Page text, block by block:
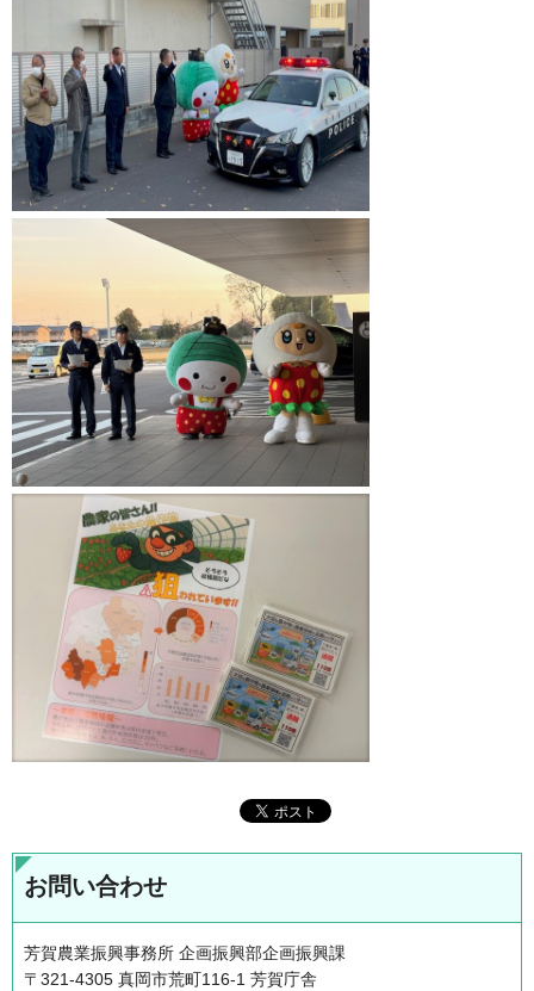
お問い合わせ
芳賀農業振興事務所 企画振興部企画振興課
〒321-4305 真岡市荒町116-1 芳賀庁舎